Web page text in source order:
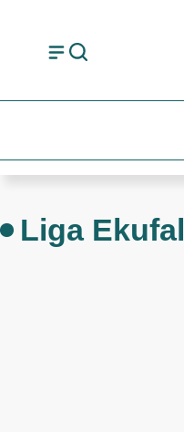
Liga Ekufal